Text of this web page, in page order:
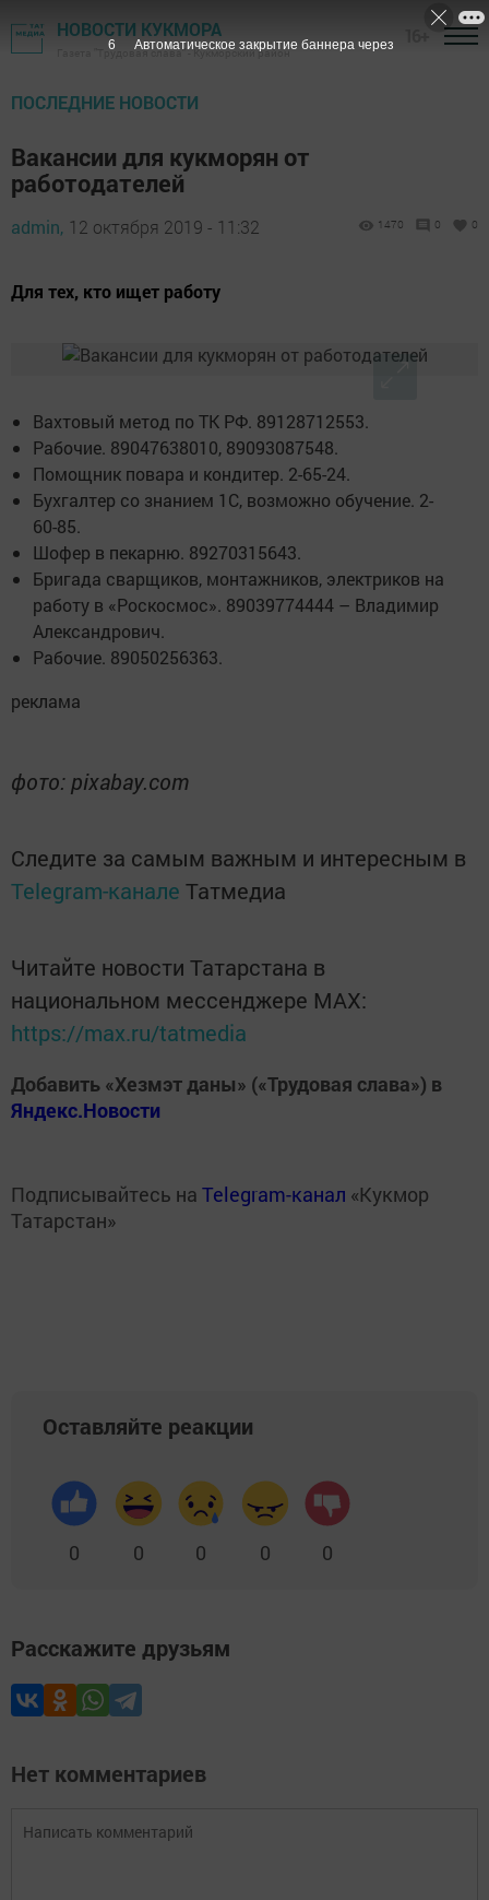
НОВОСТИ КУКМОРА
Газета "Трудовая слава" - Кукморский район
ПОСЛЕДНИЕ НОВОСТИ
Вакансии для кукморян от
работодателей
admin, 12 октября 2019 - 11:32 1470 0 0
Для тех, кто ищет работу
Вахтовый метод по ТК РФ. 89128712553.
Рабочие. 89047638010, 89093087548.
Помощник повара и кондитер. 2-65-24.
Бухгалтер со знанием 1С, возможно обучение. 2-
60-85.
Шофер в пекарню. 89270315643.
Бригада сварщиков, монтажников, электриков на
работу в «Роскосмос». 89039774444 – Владимир
Александрович.
Рабочие. 89050256363.
реклама
фото: pixabay.com
Следите за самым важным и интересным в
Telegram-канале Татмедиа
Читайте новости Татарстана в
национальном мессенджере MАХ:
https://max.ru/tatmedia
Добавить «Хезмэт даны» («Трудовая слава») в
Яндекс.Новости
Подписывайтесь на Telegram-канал «Кукмор
Татарстан»
Оставляйте реакции
0 0 0 0 0
Расскажите друзьям
Нет комментариев
5 Автоматическое закрытие баннера через